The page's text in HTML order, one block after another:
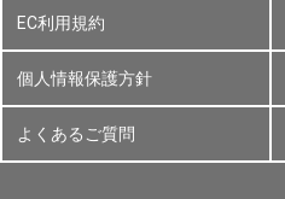
EC利用規約
個人情報保護方針
よくあるご質問